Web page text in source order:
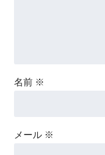
名前 ※
メール ※